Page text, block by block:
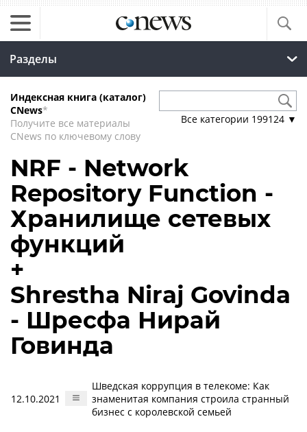
Разделы
Индексная книга (каталог)
CNews*
Получите все материалы
CNews по ключевому слову
Все категории 199124 ▼
NRF - Network
Repository Function -
Хранилище сетевых
функций
+
Shrestha Niraj Govinda
- Шресфа Нирай
Говинда
12.10.2021
Шведская коррупция в телекоме: Как
знаменитая компания строила странный
бизнес с королевской семьей